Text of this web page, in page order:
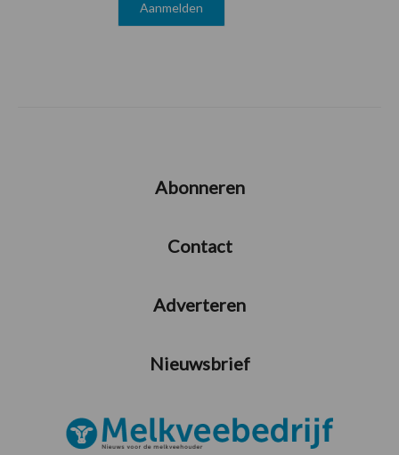
Abonneren
Contact
Adverteren
Nieuwsbrief